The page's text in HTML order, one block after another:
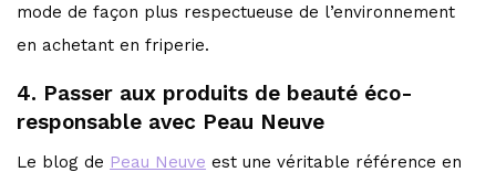
mode de façon plus respectueuse de l’environnement
en achetant en friperie.
4. Passer aux produits de beauté éco-
responsable avec Peau Neuve
Le blog de Peau Neuve est une véritable référence en